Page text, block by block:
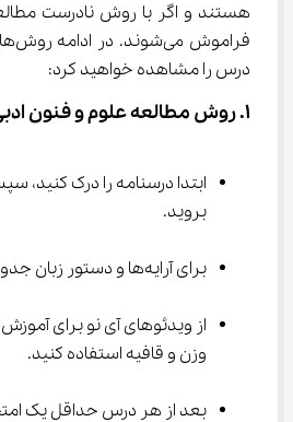
هستند و اگر با روش نادرست
درس را مشاهده خواهید کرد:
۱. روش مطالعه علوم و فنون ادبی
ابتدا درسنامه را درک کنید،
بروید.
برای آرایه‌ها و دستور زبان جدول تهیه کنید.
از ویدئوهای آی نو برای
وزن و قافیه استفاده کنید.